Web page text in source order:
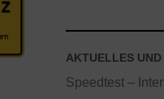
AKTUELLES
Speedtest –